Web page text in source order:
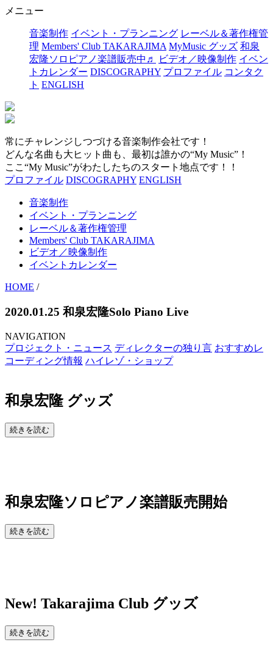
メニュー
音楽制作 イベント・プランニング レーベル＆著作権管
理 Members' Club TAKARAJIMA MyMusic グッズ 和泉
宏隆ソロピアノ楽譜販売中♬
ビデオ／映像制作 イベン
トカレンダー DISCOGRAPHY プロファイル コンタク
ト ENGLISH
常にチャレンジしつづける音楽制作会社です！
どんな名曲も大ヒット曲も、最初は誰かの“My Music”！
ここ“My Music”がわたしたちのスタート地点です！！
プロファイル DISCOGRAPHY ENGLISH
音楽制作
イベント・プランニング
レーベル＆著作権管理
Members' Club TAKARAJIMA
ビデオ／映像制作
イベントカレンダー
HOME /
2020.01.25 和泉宏隆Solo Piano Live
NAVIGATION
プロジェクト・ニュース ディレクターの独り言 おすすめレ
コーディング情報 ハイレゾ・ショップ
和泉宏隆 グッズ
続きを読む
和泉宏隆ソロピアノ楽譜販売開始
続きを読む
New! Takarajima Club グッズ
続きを読む